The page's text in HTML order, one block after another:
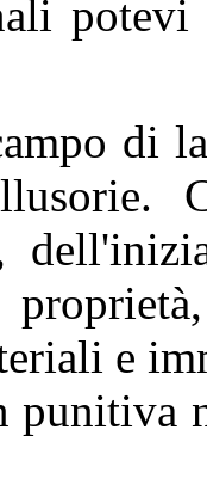
potevi
di
e
punitiva